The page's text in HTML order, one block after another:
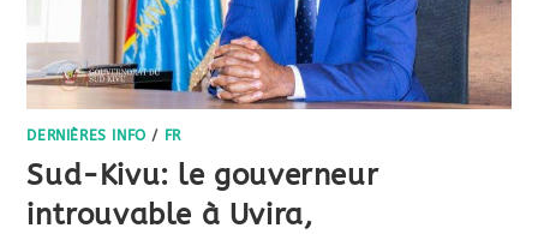
DERNIÈRES INFO / FR
Sud-Kivu: le gouverneur
introuvable à Uvira,